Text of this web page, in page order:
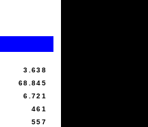
3.638
68.845
6.721
461
557